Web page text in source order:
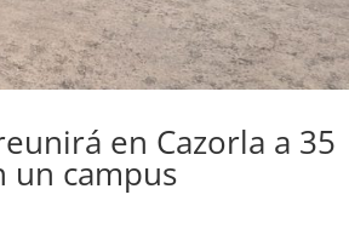
en Cazorla a 35
un campus